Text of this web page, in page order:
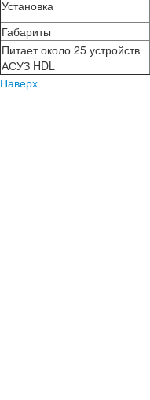
Установка
Габариты
Питает около 25 устройств
АСУЗ HDL
Наверх